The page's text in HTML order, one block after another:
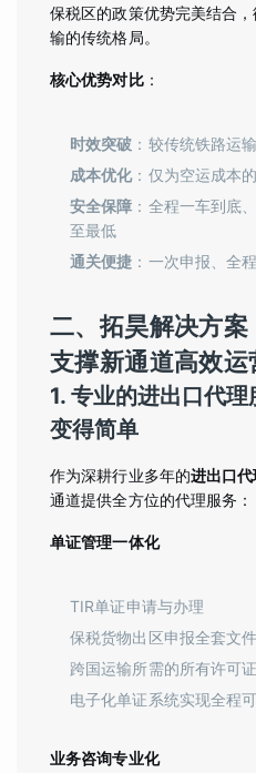
保税区的政策优势完美结合
输的传统格局。
核心优势对比：
时效突破 ：较传统铁路运
成本优化：仅为空运成本
安全保障 ：全程一车到底
至最低
通关便捷 ：一次申报、全
二、拓昊解决方
支撑新通道高效运
1. 专业的进出口代
变得简单
作为深耕行业多年的进出口
通道提供全方位的代理服务：
单证管理一体化
TIR单证申请与办理
保税货物出区申报全套文件
跨国运输所需的所有许可
电子化单证系统实现全程
业务咨询专业化